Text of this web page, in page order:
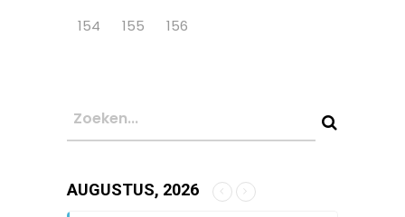
154
155 156
AUGUSTUS, 2026